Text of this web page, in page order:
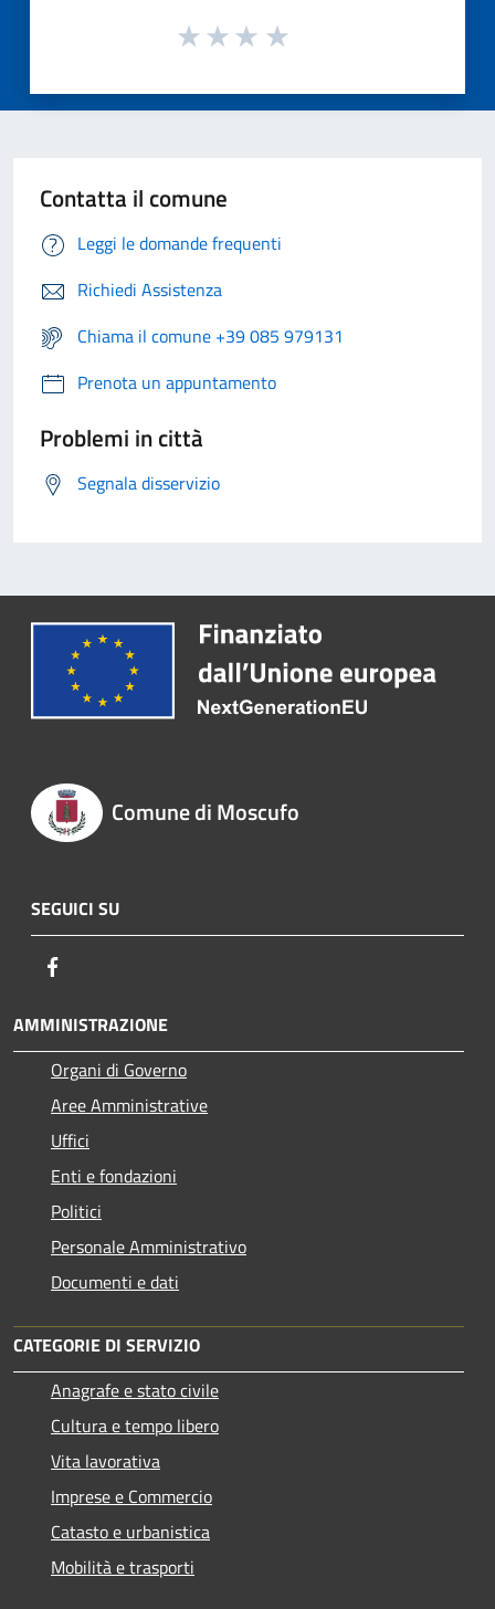
Contatta il comune
Leggi le domande frequenti
Richiedi Assistenza
Chiama il comune +39 085 979131
Prenota un appuntamento
Problemi in città
Segnala disservizio
Comune di Moscufo
SEGUICI SU
AMMINISTRAZIONE
Organi di Governo
Aree Amministrative
Uffici
Enti e fondazioni
Politici
Personale Amministrativo
Documenti e dati
CATEGORIE DI SERVIZIO
Anagrafe e stato civile
Cultura e tempo libero
Vita lavorativa
Imprese e Commercio
Catasto e urbanistica
Mobilità e trasporti